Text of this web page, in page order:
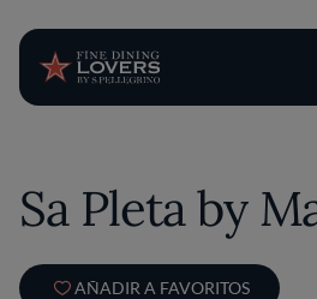
Sa Pleta by
AÑADIR A FAVORITOS